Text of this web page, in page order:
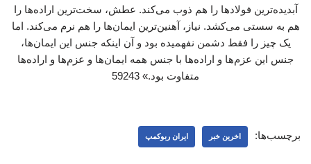
آبدیده‌ترین فولادها را هم ذوب می‌کند. عطش، سخت‌ترین اراده‌ها را
هم به سستی می‌کشد. نیاز، آهنین‌ترین ایمان‌ها را هم نرم می‌کند. اما
یک چیز را فقط دشمن نفهمیده بود و آن اینکه جنس این ایمان‌ها،
جنس این عزم‌ها و اراده‌ها با جنس همه ایمان‌ها و عزم‌ها و اراده‌ها
متفاوت بود.» 59243
برچسب‌ها: اخرین خبر ایران ربوکمپ